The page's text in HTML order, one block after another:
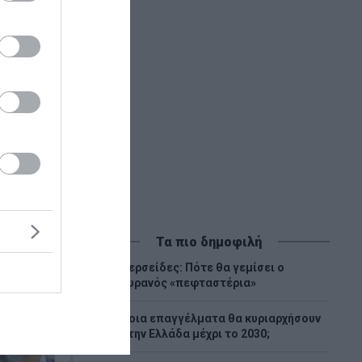
Τα πιο δημοφιλή
Περσείδες: Πότε θα γεμίσει ο
ουρανός «πεφταστέρια»
Ποια επαγγέλματα θα κυριαρχήσουν
στην Ελλάδα μέχρι το 2030;